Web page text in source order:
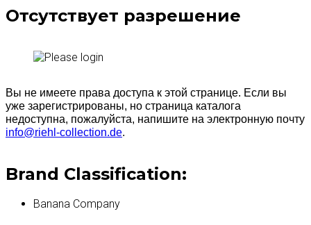
Отсутствует разрешение
Вы не имеете права доступа к этой странице. Если вы
уже зарегистрированы, но страница каталога
недоступна, пожалуйста, напишите на электронную почту
info@riehl-collection.de.
Brand Classification:
Banana Company